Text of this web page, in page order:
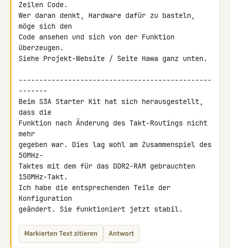
Zeilen Code.
Wer daran denkt, Hardware dafür zu basteln,
möge sich den
Code ansehen und sich von der Funktion
überzeugen.
Siehe Projekt-Website / Seite Hawa ganz unten.
-----------------------------------------------
-------
Beim S3A Starter Kit hat sich herausgestellt,
dass die
Funktion nach Änderung des Takt-Routings nicht
mehr
gegeben war. Dies lag wohl am Zusammenspiel des
50MHz-
Taktes mit dem für das DDR2-RAM gebrauchten
150MHz-Takt.
Ich habe die entsprechenden Teile der
Konfiguration
geändert. Sie funktioniert jetzt stabil.
Markierten Text zitieren Antwort